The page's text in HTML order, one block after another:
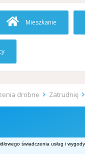
Mieszkanie
drobne Zatrudnię
świadczenia usług i